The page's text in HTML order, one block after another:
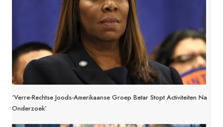
‘Verre-Rechtse Joods-Amerikaanse Groep Betar Stopt Activiteiten Na
Onderzoek’